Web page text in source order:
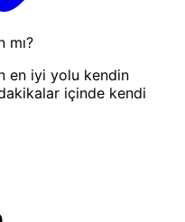
mı?
en iyi yolu kendin
içinde kendi